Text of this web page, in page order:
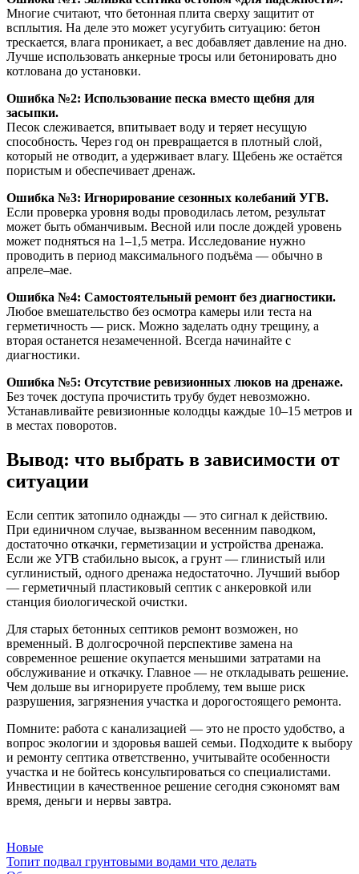
Многие считают, что бетонная плита сверху защитит от
всплытия. На деле это может усугубить ситуацию: бетон
трескается, влага проникает, а вес добавляет давление на дно.
Лучше использовать анкерные тросы или бетонировать дно
котлована до установки.
Ошибка №2: Использование песка вместо щебня для
засыпки.
Песок слеживается, впитывает воду и теряет несущую
способность. Через год он превращается в плотный слой,
который не отводит, а удерживает влагу. Щебень же остаётся
пористым и обеспечивает дренаж.
Ошибка №3: Игнорирование сезонных колебаний УГВ.
Если проверка уровня воды проводилась летом, результат
может быть обманчивым. Весной или после дождей уровень
может подняться на 1–1,5 метра. Исследование нужно
проводить в период максимального подъёма — обычно в
апреле–мае.
Ошибка №4: Самостоятельный ремонт без диагностики.
Любое вмешательство без осмотра камеры или теста на
герметичность — риск. Можно заделать одну трещину, а
вторая останется незамеченной. Всегда начинайте с
диагностики.
Ошибка №5: Отсутствие ревизионных люков на дренаже.
Без точек доступа прочистить трубу будет невозможно.
Устанавливайте ревизионные колодцы каждые 10–15 метров и
в местах поворотов.
Вывод: что выбрать в зависимости от
ситуации
Если септик затопило однажды — это сигнал к действию.
При единичном случае, вызванном весенним паводком,
достаточно откачки, герметизации и устройства дренажа.
Если же УГВ стабильно высок, а грунт — глинистый или
суглинистый, одного дренажа недостаточно. Лучший выбор
— герметичный пластиковый септик с анкеровкой или
станция биологической очистки.
Для старых бетонных септиков ремонт возможен, но
временный. В долгосрочной перспективе замена на
современное решение окупается меньшими затратами на
обслуживание и откачку. Главное — не откладывать решение.
Чем дольше вы игнорируете проблему, тем выше риск
разрушения, загрязнения участка и дорогостоящего ремонта.
Помните: работа с канализацией — это не просто удобство, а
вопрос экологии и здоровья вашей семьи. Подходите к выбору
и ремонту септика ответственно, учитывайте особенности
участка и не бойтесь консультироваться со специалистами.
Инвестиции в качественное решение сегодня сэкономят вам
время, деньги и нервы завтра.
Новые
Топит подвал грунтовыми водами что делать